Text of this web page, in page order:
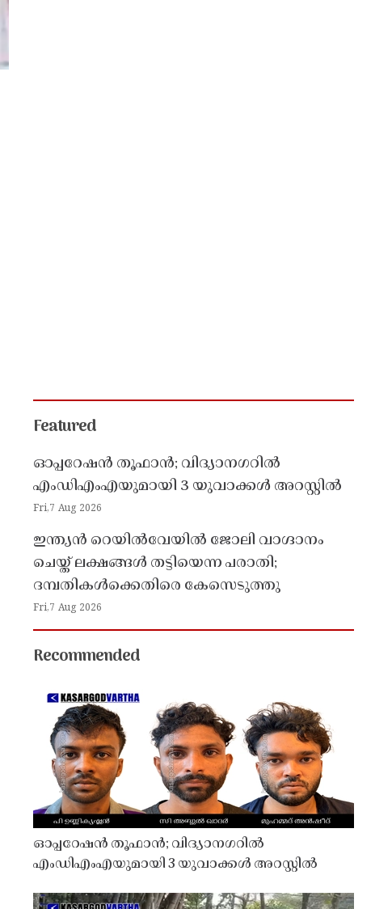
Featured
ഓപ്പറേഷൻ തൂഫാൻ; വിദ്യാനഗറിൽ
എംഡിഎംഎയുമായി 3 യുവാക്കൾ അറസ്റ്റിൽ
Fri,7 Aug 2026
ഇന്ത്യൻ റെയിൽവേയിൽ ജോലി വാഗ്ദാനം
ചെയ്ത് ലക്ഷങ്ങൾ തട്ടിയെന്ന പരാതി;
ദമ്പതികൾക്കെതിരെ കേസെടുത്തു
Fri,7 Aug 2026
Recommended
ഓപ്പറേഷൻ തൂഫാൻ; വിദ്യാനഗറിൽ
എംഡിഎംഎയുമായി 3 യുവാക്കൾ അറസ്റ്റിൽ